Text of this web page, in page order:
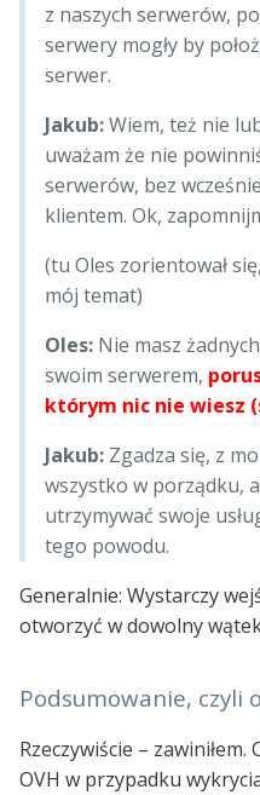
z naszych serwerów,
serwery mogły by
serwer.
Jakub:Wiem, też nie
uważam że nie
serwerów, bez
klientem. Ok,
(tu Oles zorientował
mój temat)
Oles: Nie masz
swoim serwerem,
którym nic nie wiesz
Jakub:Zgadza się, z
wszystko w porządku,
utrzymywać swoje
tego powodu.
Generalnie: Wystarczy
otworzyć w dowolny
Podsumowanie, czyli
Rzeczywiście –
OVH w przypadku